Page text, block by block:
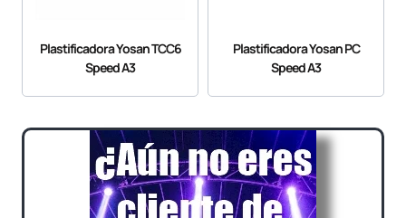
Plastificadora Yosan TCC6
Speed A3
Plastificadora Yosan PC
Speed A3